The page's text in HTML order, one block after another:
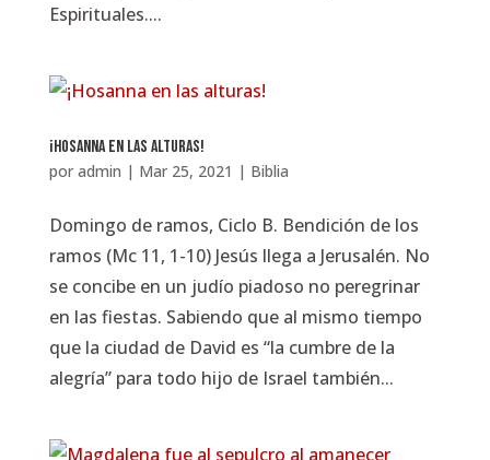
Espirituales....
¡Hosanna en las alturas!
por admin | Mar 25, 2021 | Biblia
Domingo de ramos, Ciclo B. Bendición de los
ramos (Mc 11, 1-10) Jesús llega a Jerusalén. No
se concibe en un judío piadoso no peregrinar
en las fiestas. Sabiendo que al mismo tiempo
que la ciudad de David es “la cumbre de la
alegría” para todo hijo de Israel también...